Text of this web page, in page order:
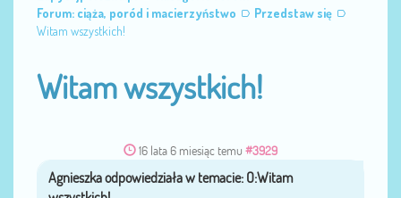
Forum: ciąża, poród i macierzyństwo
Przedstaw się
Witam wszystkich!
Witam wszystkich!
16 lata 6 miesiąc temu #3929
przezAgnieszka